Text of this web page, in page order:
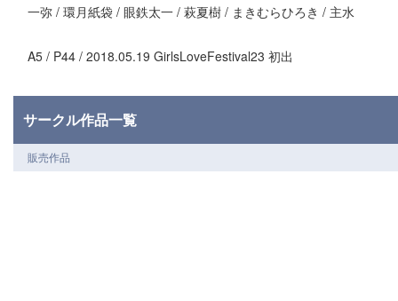
一弥 / 環月紙袋 / 眼鉄太一 / 萩夏樹 / まきむらひろき / 主水
A5 / P44 / 2018.05.19 GirlsLoveFestival23 初出
サークル作品一覧
販売作品